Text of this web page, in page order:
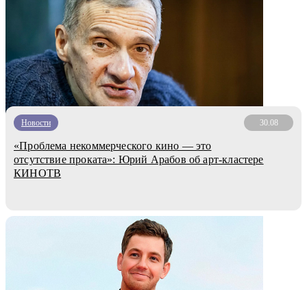
Новости 30.08
«Проблема некоммерческого кино — это
отсутствие проката»: Юрий Арабов об арт-кластере
КИНОТВ